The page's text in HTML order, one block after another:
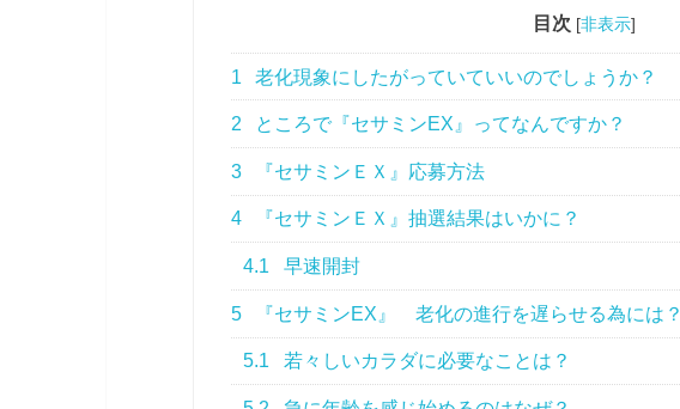
目次 [非表示]
1 老化現象にしたがっていていいのでしょうか？
2 ところで『セサミンEX』ってなんですか？
3 『セサミンＥＸ』応募方法
4 『セサミンＥＸ』抽選結果はいかに？
4.1 早速開封
5 『セサミンEX』 老化の進行を遅らせる為には？
5.1 若々しいカラダに必要なことは？